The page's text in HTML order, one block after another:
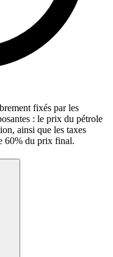
fixés par les
: le prix du pétrole
ainsi que les taxes
60% du prix final.